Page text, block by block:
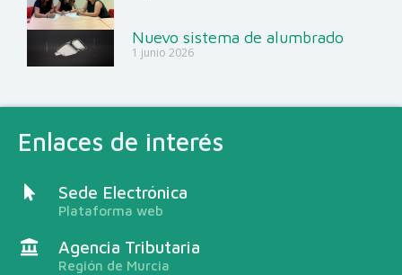
Enlaces de interés
Sede Electrónica
Plataforma web
Agencia Tributaria
Región de Murcia
Nuevo sistema de alumbrado
1 junio 2026